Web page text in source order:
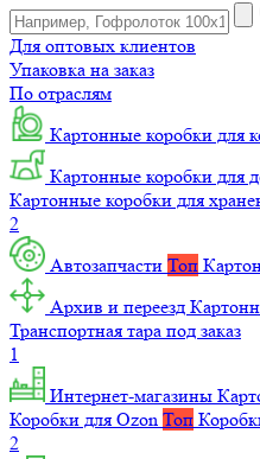
Для оптовых клиентов
Упаковка на заказ
По отраслям
Картонные коробки для
Картонные коробки для
Картонные коробки для
2
Автозапчасти Топ
Архив и переезд
Транспортная тара под заказ
1
Интернет-магазины
Коробки для Ozon Топ
2